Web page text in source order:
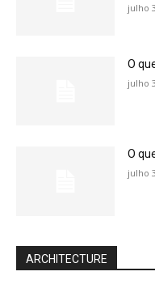
julho
O
julho
O
julho
ARCHITECTURE